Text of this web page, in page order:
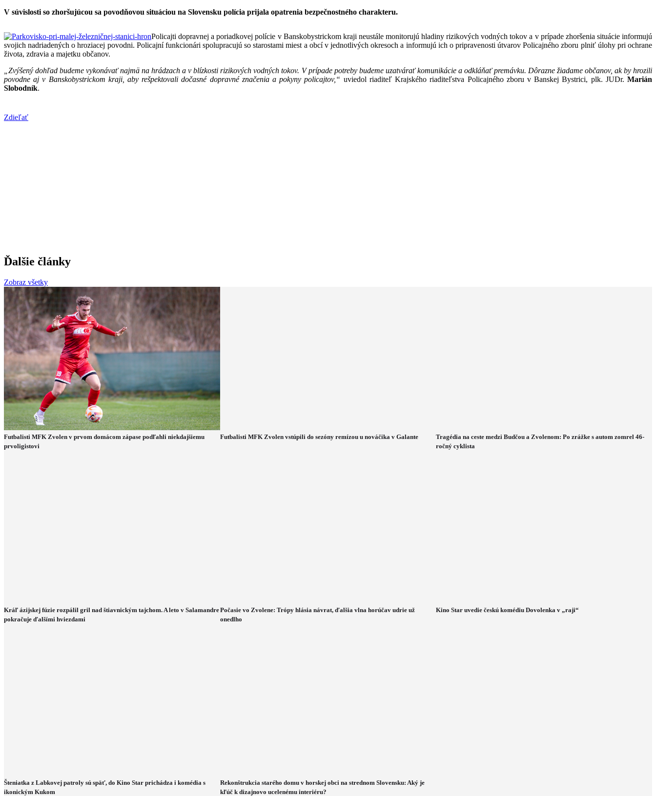
V súvislosti so zhoršujúcou sa povodňovou situáciou na Slovensku polícia prijala opatrenia bezpečnostného charakteru.
Policajti dopravnej a poriadkovej polície v Banskobystrickom kraji neustále monitorujú hladiny rizikových vodných tokov a v prípade zhoršenia situácie informujú
svojich nadriadených o hroziacej povodni. Policajní funkcionári spolupracujú so starostami miest a obcí v jednotlivých okresoch a informujú ich o pripravenosti útvarov Policajného zboru plniť úlohy pri ochrane
života, zdravia a majetku občanov.
„Zvýšený dohľad budeme vykonávať najmä na hrádzach a v blízkosti rizikových vodných tokov. V prípade potreby budeme uzatvárať komunikácie a odkláňať premávku. Dôrazne žiadame občanov, ak by hrozili
povodne aj v Banskobystrickom kraji, aby rešpektovali dočasné dopravné značenia a pokyny policajtov,“ uviedol riaditeľ Krajského riaditeľstva Policajného zboru v Banskej Bystrici, plk. JUDr. Marián
Slobodník.
Zdieľať
Ďalšie články
Zobraz všetky
Futbalisti MFK Zvolen v prvom domácom zápase podľahli niekdajšiemu
prvoligistovi
Futbalisti MFK Zvolen vstúpili do sezóny remízou u nováčika v Galante
Tragédia na ceste medzi Budčou a Zvolenom: Po zrážke s autom zomrel 46-
ročný cyklista
Kráľ ázijskej fúzie rozpálil gril nad štiavnickým tajchom. A leto v Salamandre
pokračuje ďalšími hviezdami
Počasie vo Zvolene: Trópy hlásia návrat, ďalšia vlna horúčav udrie už
onedlho
Kino Star uvedie českú komédiu Dovolenka v „raji“
Šteniatka z Labkovej patroly sú späť, do Kino Star prichádza i komédia s
ikonickým Kukom
Rekonštrukcia starého domu v horskej obci na strednom Slovensku: Aký je
kľúč k dizajnovo ucelenému interiéru?